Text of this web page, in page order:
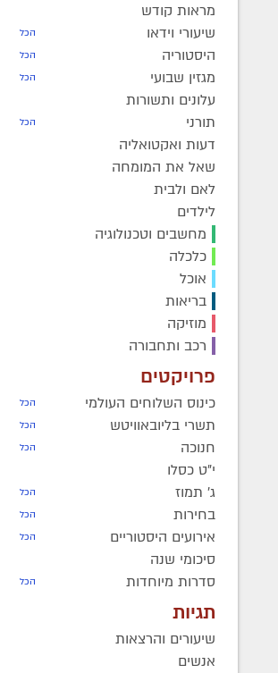
מראות קודש
שיעורי וידאו
הכל
היסטוריה הכל
מגזין שבועי הכל
עלונים ותשורות
תורני
הכל
דעות ואקטואליה
שאל את המומחה
לאם ולבית
לילדים
מחשבים וטכנולוגיה
כלכלה
אוכל
בריאות
מוזיקה
רכב ותחבורה
פרויקטים
כינוס השלוחים העולמי הכל
תשרי בליובאוויטש הכל
חנוכה הכל
י"ט כסלו
ג' תמוז
הכל
בחירות הכל
אירועים היסטוריים הכל
סיכומי שנה
סדרות מיוחדות
הכל
תגיות
שיעורים והרצאות
אנשים